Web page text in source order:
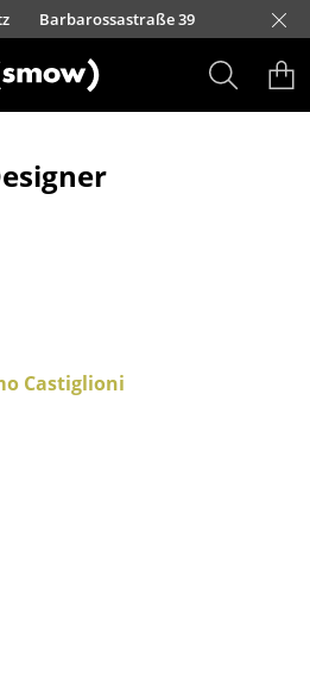
Barbarossastraße 39smow Düsseldorf
smow Essen
smow Frankfurt
smow Freiburg
smow Hamburg
smow Hannover
smow Kempten
smow Köln
smow Konstanz
smow Leipzig
smow Solothurn
smow Mainz
smow München
smow Nürnberg
smow Schwarzwald
smow Stuttgart
Castiglioni